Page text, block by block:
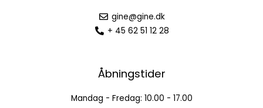
gine@gine.dk
+ 45 62 51 12 28
Åbningstider
Mandag - Fredag: 10.00 - 17.00